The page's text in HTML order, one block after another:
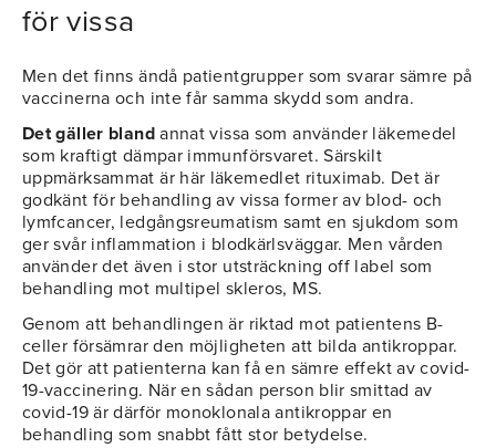
för vissa
Men det finns ändå patientgrupper som svarar sämre på
vaccinerna och inte får samma skydd som andra.
Det gäller blandannat vissa som använder läkemedel
som kraftigt dämpar immunförsvaret. Särskilt
uppmärksammat är här läkemedlet rituximab. Det är
godkänt för behandling av vissa former av blod- och
lymfcancer, ledgångsreumatism samt en sjukdom som
ger svår inflammation i blodkärlsväggar. Men vården
använder det även i stor utsträckning off label som
behandling mot multipel skleros, MS.
Genom att behandlingen är riktad mot patientens B-
celler försämrar den möjligheten att bilda antikroppar.
Det gör att patienterna kan få en sämre effekt av covid-
19-vaccinering. När en sådan person blir smittad av
covid-19 är därför monoklonala antikroppar en
behandling som snabbt fått stor betydelse.